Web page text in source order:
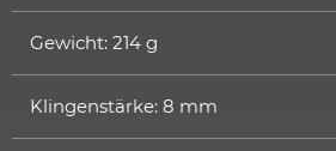
Gewicht: 214 g
Klingenstärke: 8 mm